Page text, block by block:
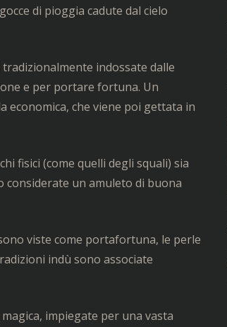
di pioggia cadute dal cielo
indossate dalle
e per portare fortuna. Un
economica, che viene poi gettata in
fisici (come quelli degli squali) sia
un amuleto di buona
viste come portafortuna, le perle
indù sono associate
impiegate per una vasta